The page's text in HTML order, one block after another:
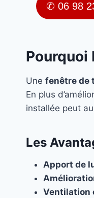
✆ 06 98
Pourquoi
Une fenêtre de
En plus
installée peut
Les
Apport de
Ventilation